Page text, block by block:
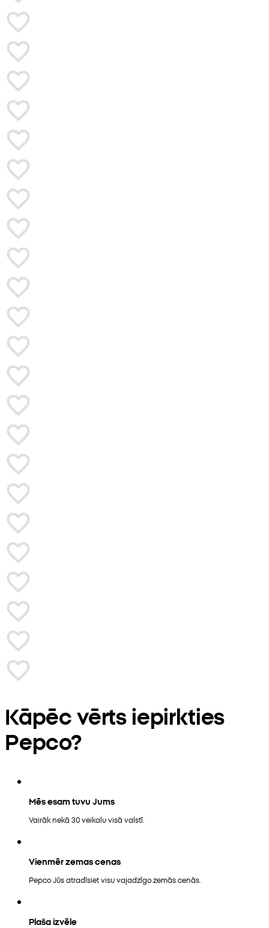
Kāpēc vērts iepirkties
Pepco?
Mēs esam tuvu Jums
Vairāk nekā 30 veikalu visā valstī.
Vienmēr zemas cenas
Pepco Jūs atradīsiet visu vajadzīgo zemās cenās.
Plaša izvēle